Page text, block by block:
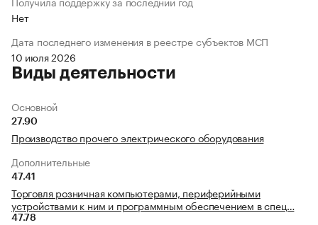
Нет
Дата последнего изменения в реестре субъектов МСП
10 июля 2026
Виды деятельности
Основной
27.90
Производство прочего электрического оборудования
Дополнительные
47.41
Торговля розничная компьютерами, периферийными
устройствами к ним и программным обеспечением в спец…
47.78